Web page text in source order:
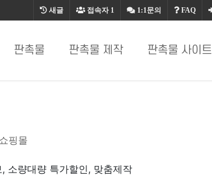
FAQ
1:1문의
접속자1
새글
판촉물 판촉물 제작 판촉물 사이트
소량대량 특가할인, 맞춤제작